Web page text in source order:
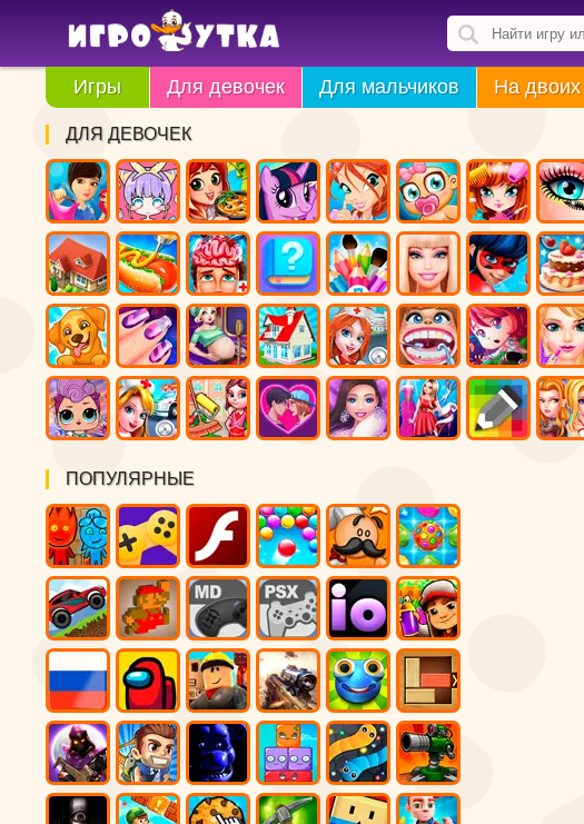
Игры Для девочек Для мальчиков На двоих
ДЛЯ ДЕВОЧЕК
ПОПУЛЯРНЫЕ